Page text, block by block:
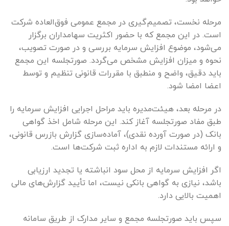
مرحله نخست، تصمیم‌گیری در مجمع عمومی فوق‌العاده شرکت
است. در این مجمع که با حضور اکثریت سهامداران برگزار
می‌شود، موضوع افزایش سرمایه بررسی و در صورت تصویب،
نحوه و میزان افزایش مشخص می‌گردد. صورتجلسه این مجمع
باید دقیق، واضح و منطبق با مقررات قانونی تنظیم و توسط
اعضا امضا شود.
در مرحله بعد، هیئت‌مدیره باید مراحل اجرایی افزایش سرمایه را
طبق مفاد صورتجلسه آغاز کند. این مرحله شامل اخذ گواهی
بانک (در صورت آورده نقدی)، آماده‌سازی گزارش بازرس قانونی،
و ارائه مستندات لازم به اداره ثبت شرکت‌ها است.
اگر افزایش سرمایه از محل سود انباشته یا تجدید ارزیابی
باشد، نیازی به گواهی بانکی نیست، اما تأیید گزارش‌های مالی
اهمیت بالایی دارد.
سپس باید صورتجلسه مجمع و سایر مدارک از طریق سامانه